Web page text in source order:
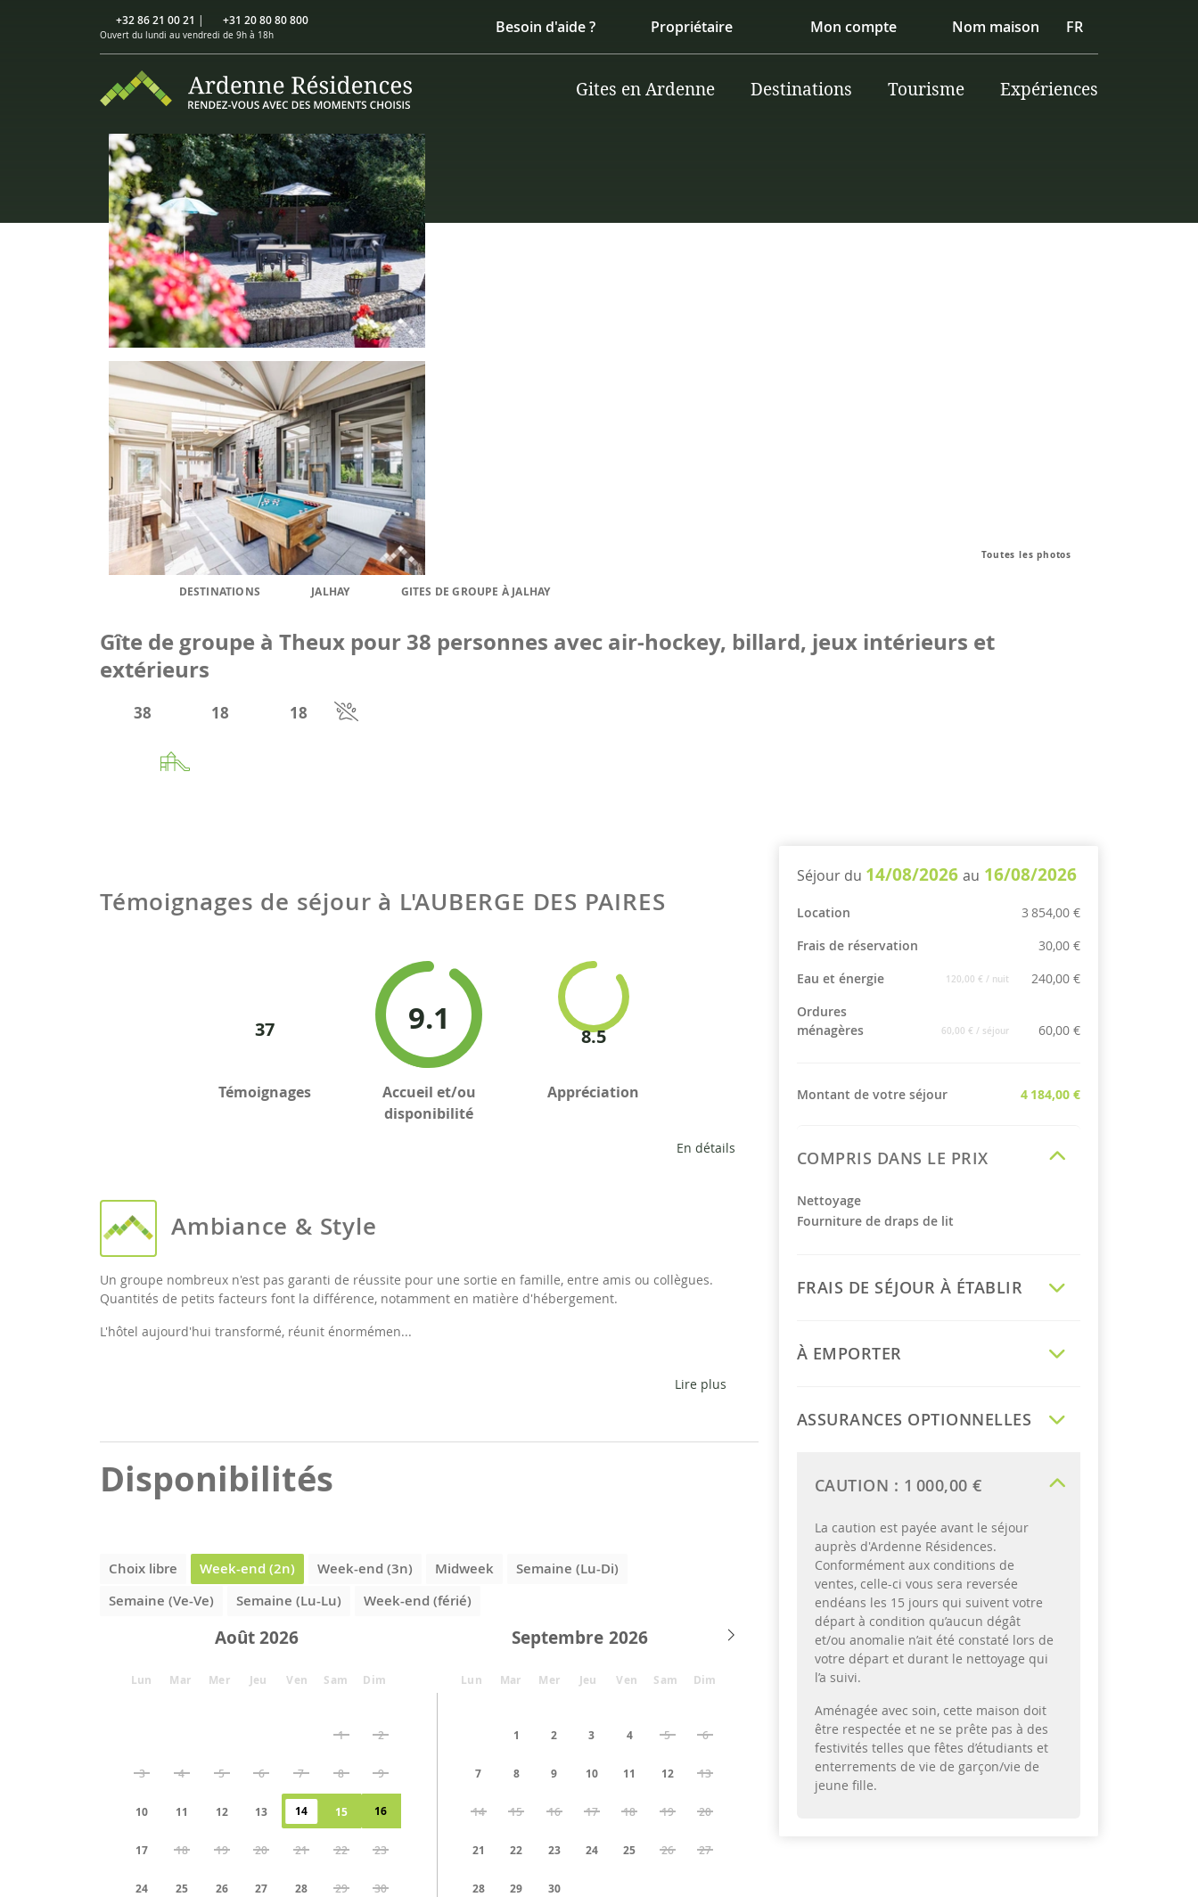
+32 86 21 00 21 | +31 20 80 80 800
Ouvert du lundi au vendredi de 9h à 18h Besoin d'aide ? Propriétaire Mon compte Nom maison FR
Gites en Ardenne Destinations Tourisme Expériences
Toutes les photos
DESTINATIONS JALHAY GITES DE GROUPE À JALHAY
Gîte de groupe à Theux pour 38 personnes avec air-hockey, billard, jeux intérieurs et
extérieurs
38 18 18
Témoignages de séjour à L'AUBERGE DES PAIRES
37
Témoignages
9.1
Accueil et/ou
disponibilité
8.5
Appréciation
En détails
Ambiance & Style
Un groupe nombreux n'est pas garanti de réussite pour une sortie en famille, entre amis ou collègues.
Quantités de petits facteurs font la différence, notamment en matière d'hébergement.
L'hôtel aujourd'hui transformé, réunit énormémen...
Lire plus
Disponibilités
Choix libre Week-end (2n) Week-end (3n) Midweek
Semaine (Lu-Di)
Semaine (Ve-Ve)
Semaine (Lu-Lu) Week-end (férié)
Août Septembre
Lun Mar Mer Jeu Ven Sam Dim Lun Mar Mer Jeu Ven Sam Dim
1 2
3 4 5 6 7 8 9
10 11 12 13 14 15 16
17 18 19 20 21 22 23
24 25 26 27 28 29 30
1 2 3 4 5 6
7 8 9 10 11 12 13
14 15 16 17 18 19 20
21 22 23 24 25 26 27
28 29 30
Séjour du 14/08/2026 au 16/08/2026
Location
3 854,00 €
Frais de réservation
30,00 €
Eau et énergie
120,00 € / nuit
240,00 €
Ordures
ménagères
60,00 € / séjour 60,00 €
Montant de votre séjour 4 184,00 €
COMPRIS DANS LE PRIX
Nettoyage
Fourniture de draps de lit
FRAIS DE SÉJOUR À ÉTABLIR
À EMPORTER
ASSURANCES OPTIONNELLES
CAUTION : 1 000,00 €
La caution est payée avant le séjour
auprès d'Ardenne Résidences.
Conformément aux conditions de
ventes, celle-ci vous sera reversée
endéans les 15 jours qui suivent votre
départ à condition qu’aucun dégât
et/ou anomalie n’ait été constaté lors de
votre départ et durant le nettoyage qui
l’a suivi.
Aménagée avec soin, cette maison doit
être respectée et ne se prête pas à des
festivités telles que fêtes d’étudiants et
enterrements de vie de garçon/vie de
jeune fille.